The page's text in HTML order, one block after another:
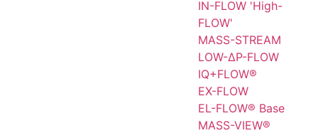
IN-FLOW 'High-
FLOW'
MASS-STREAM
LOW-ΔP-FLOW
IQ+FLOW®
EX-FLOW
EL-FLOW® Base
MASS-VIEW®